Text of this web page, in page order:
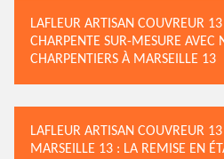
LAFLEUR ARTISAN COUVREUR
CHARPENTE SUR-MESURE AVEC
CHARPENTIERS À MARSEILLE 13
LAFLEUR ARTISAN COUVREUR
MARSEILLE 13 : LA REMISE EN